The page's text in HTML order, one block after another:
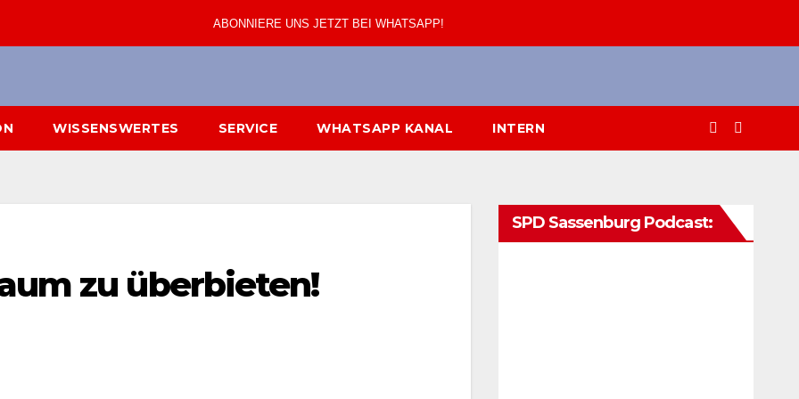
ABONNIERE UNS JETZT BEI WHATSAPP!
WISSENSWERTES SERVICE WHATSAPP KANAL INTERN
zu überbieten!
SPD Sassenburg Podcast: